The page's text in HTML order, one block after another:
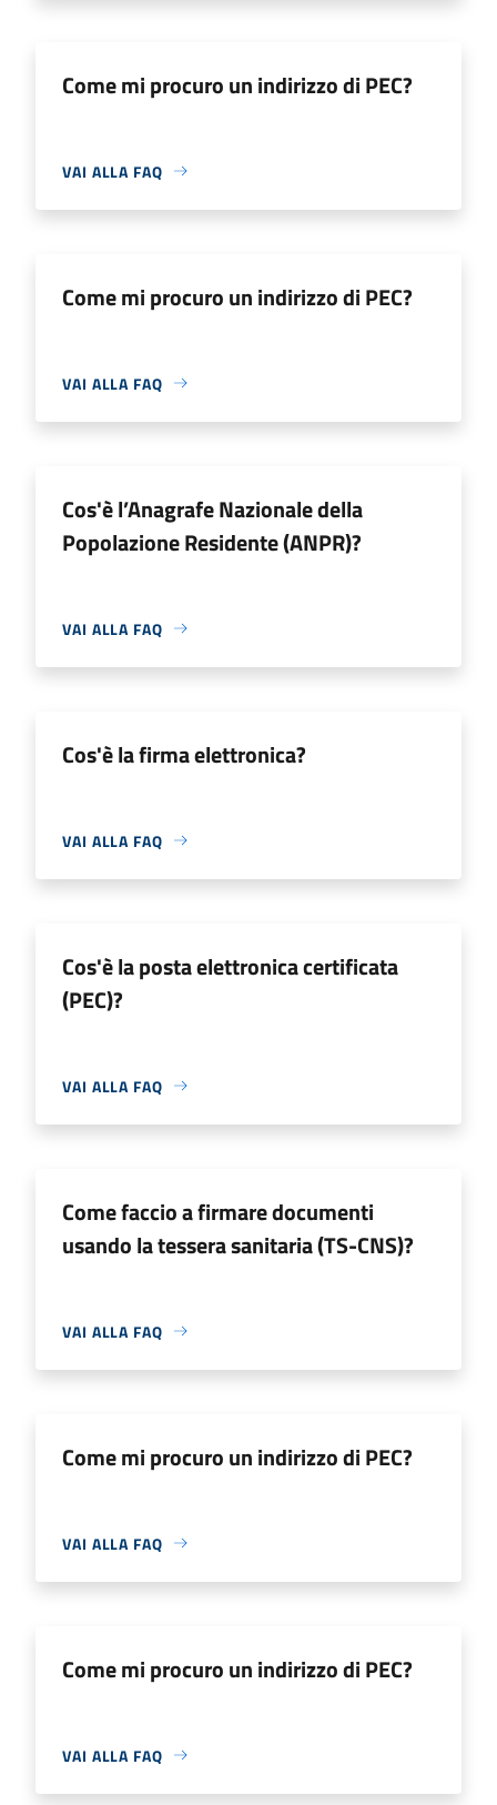
Come mi procuro un indirizzo di PEC?
VAI ALLA FAQ
Come mi procuro un indirizzo di PEC?
VAI ALLA FAQ
Cos'è l’Anagrafe Nazionale della
Popolazione Residente (ANPR)?
VAI ALLA FAQ
Cos'è la firma elettronica?
VAI ALLA FAQ
Cos'è la posta elettronica certificata
(PEC)?
VAI ALLA FAQ
Come faccio a firmare documenti
usando la tessera sanitaria (TS-CNS)?
VAI ALLA FAQ
Come mi procuro un indirizzo di PEC?
VAI ALLA FAQ
Come mi procuro un indirizzo di PEC?
VAI ALLA FAQ